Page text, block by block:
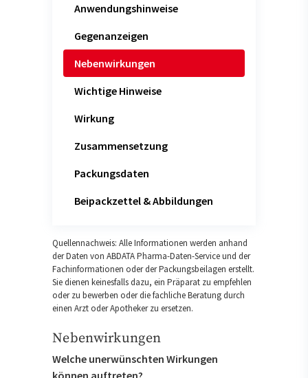
Anwendungshinweise
Gegenanzeigen
Nebenwirkungen
Wichtige Hinweise
Wirkung
Zusammensetzung
Packungsdaten
Beipackzettel & Abbildungen
Quellennachweis: Alle Informationen werden anhand
der Daten von ABDATA Pharma-Daten-Service und der
Fachinformationen oder der Packungsbeilagen erstellt.
Sie dienen keinesfalls dazu, ein Präparat zu empfehlen
oder zu bewerben oder die fachliche Beratung durch
einen Arzt oder Apotheker zu ersetzen.
Nebenwirkungen
Welche unerwünschten Wirkungen